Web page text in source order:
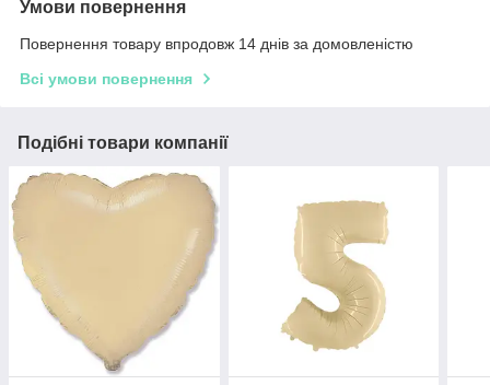
Умови повернення
Повернення товару впродовж 14 днів за домовленістю
Всі умови повернення
Подібні товари компанії